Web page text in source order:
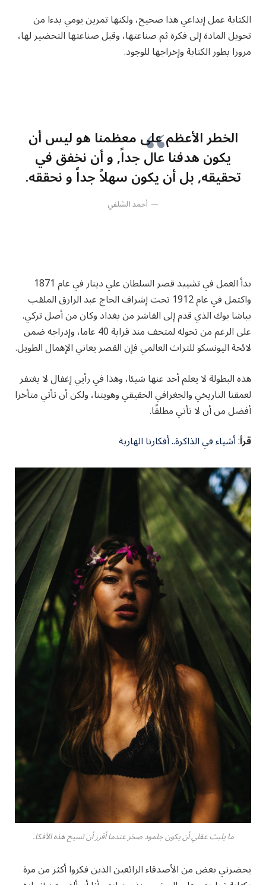
الكتابة عمل إبداعي هذا صحيح، ولكنها تمرين يومي بدءا من
تحويل المادة إلى فكرة ثم صناعتها، وقبل صناعتها التحضير لها،
مرورا بطور الكتابة وإخراجها للوجود.
الخطر الأعظم على معظمنا هو ليس أن
يكون هدفنا عال جداً, و أن نخفق في
تحقيقه, بل أن يكون سهلاً جداً و نحققه.
أحمد الشلفي
بدأ العمل في تشييد قصر السلطان علي دينار في عام 1871
واكتمل في عام 1912 تحت إشراف الحاج عبد الرازق الملقب
بباشا بوك الذي قدم إلى الفاشر من بغداد وكان من أصل تركي.
على الرغم من تحوله لمتحف منذ قرابة 40 عاما، وإدراجه ضمن
لائحة اليونسكو للتراث العالمي فإن القصر يعاني الإهمال الطويل.
هذه البطولة لا يعلم أحد عنها شيئا، وهذا في رأيي إغفال لا يغتفر
لعمقنا التاريخي والجغرافي الحقيقي وهويتنا، ولكن أن تأتي متأخرا
أفضل من أن لا تأتي مطلقًا.
قرأ:أشياء في الذاكرة.. أفكارنا الهاربة
ما يلبث عقلي أن يكون جلمود صخر عندما أقرر أن تسيح هذه الأفكا.
يحضرني بعض من الأصدقاء الرائعين الذين فكروا أكثر من مرة